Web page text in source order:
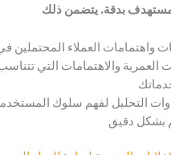
بدقة. يتضمن ذلك
واهتمامات العملاء المحتملين
العمرية والاهتمامات التي
التحليل لفهم سلوك
بشكل دقيق